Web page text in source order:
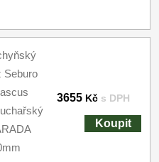
Seburo
3655 Kč s DPH
Koupit